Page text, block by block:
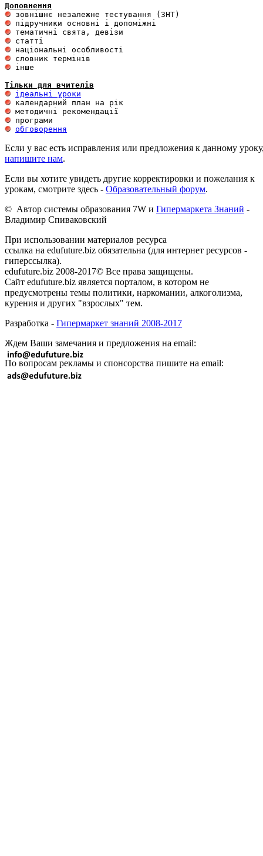
Доповнення
інше
Тільки для вчителів
ідеальні уроки
обговорення
Если у вас есть исправления или предложения к данному
напишите нам.
Если вы хотите увидеть другие корректировки и пожелания к
урокам, смотрите здесь - Образовательный форум.
© Автор системы образования 7W и Гипермаркета Знаний -
Владимир Спиваковский
При использовании материалов ресурса
ссылка на edufuture.biz обязательна (для интернет ресурсов -
гиперссылка).
edufuture.biz 2008-2017© Все права защищены.
Сайт edufuture.biz является порталом, в котором не
предусмотрены темы политики, наркомании, алкоголизма,
курения и других "взрослых" тем.
Разработка - Гипермаркет знаний 2008-2017
Ждем Ваши замечания и предложения на email:
По вопросам рекламы и спонсорства пишите на email: